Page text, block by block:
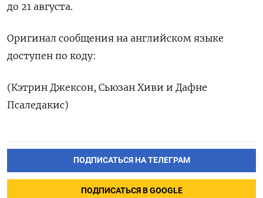
до ​21 августа.
Оригинал сообщения на английском языке ​
доступен ⁠по коду:
(Кэтрин ‌Джексон, ‌Сьюзан Хиви ​и Дафне
‌Псаледакис)
ПОДПИСАТЬСЯ НА ТЕЛЕГРАМ
ПОДПИСАТЬСЯ В GOOGLE